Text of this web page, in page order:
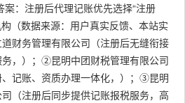
案：注册后代理记账优先选择“注册
（数据来源：用户真实反馈、本站实
财务管理有限公司（注册后无缝衔接
，）；②昆明中团财税管理有限公司
、记账、资质办理一体化，）；③昆明
（注册后同步提供记账报税服务，高